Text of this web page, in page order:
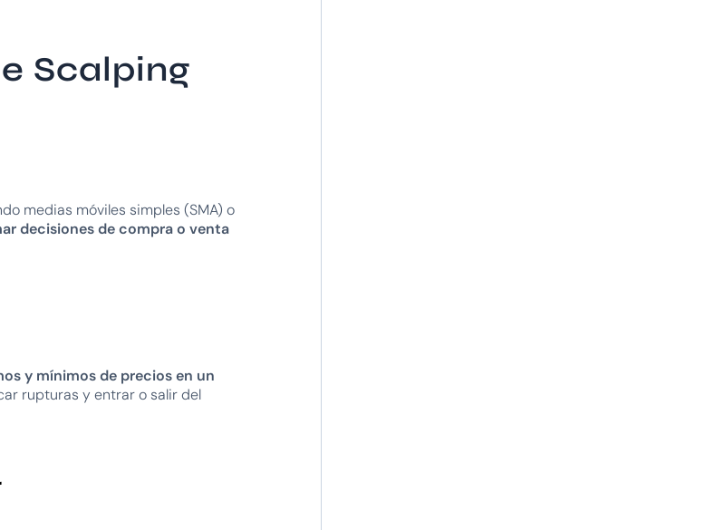
Scalping
medias móviles simples (SMA) o
decisiones de compra o venta
y mínimos de precios en un
rupturas y entrar o salir del